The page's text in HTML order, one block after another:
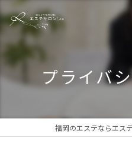
プライバ
福岡のエステならエス